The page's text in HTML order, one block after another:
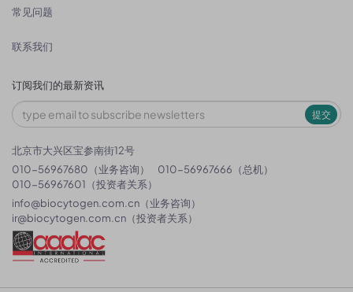
常见问题
联系我们
订阅我们的最新资讯
提交
北京市大兴区宝参南街12号
010-56967680（业务咨询）
010-56967666（总机）
010-56967601（投资者关系）
info@biocytogen.com.cn （业务咨询）
ir@biocytogen.com.cn （投资者关系）